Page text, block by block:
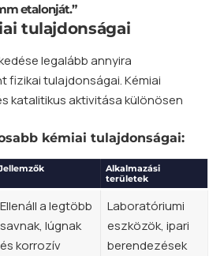
etalonját.”
tulajdonságai
legalább annyira
fizikai tulajdonságai. Kémiai
katalitikus aktivitása különösen
kémiai tulajdonságai:
Alkalmazási
területek
Ellenáll a legtöbb
savnak, lúgnak
és korrozív
Laboratóriumi
eszközök, ipari
berendezések